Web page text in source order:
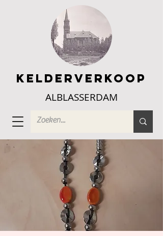
Kelderverkoop
ALBLASSERDAM